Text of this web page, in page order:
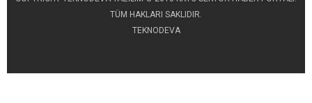
TÜM HAKLARI SAKLIDIR.
TEKNODEVA